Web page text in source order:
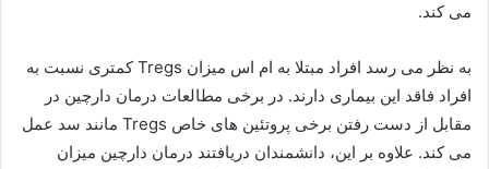
می کند.
به نظر می رسد افراد مبتلا به ام اس میزان Tregs کمتری نسبت به
افراد فاقد این بیماری دارند. در برخی مطالعات درمان دارچین در
مقابل از دست رفتن برخی پروتئین های خاص Tregs مانند سد عمل
می کند. علاوه بر این، دانشمندان دریافتند درمان دارچین میزان